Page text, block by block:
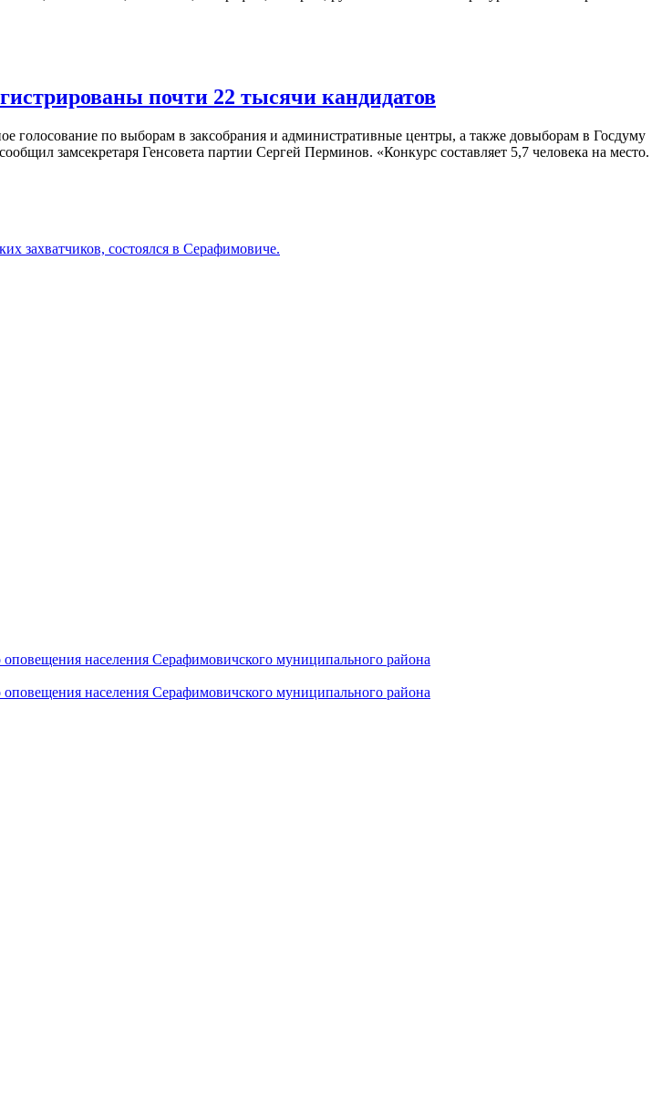
почти 22 тысячи кандидатов
голосование по выборам в заксобрания и административные центры, а также довыборам в Госдуму
замсекретаря Генсовета партии Сергей Перминов. «Конкурс составляет 5,7 человека на место.
захватчиков, состоялся в Серафимовиче.
населения Серафимовичского муниципального района
населения Серафимовичского муниципального района